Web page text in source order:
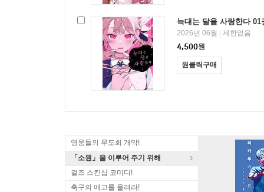
늑대는 달을 사랑한다 01
2026년 06월
제한없음
4,500원
원클릭구매
영웅들의 무도회 개막!
「소원」을 이루어 주기 위해
걸즈 스킨십 코미디!
축구의 에고를 울려라!